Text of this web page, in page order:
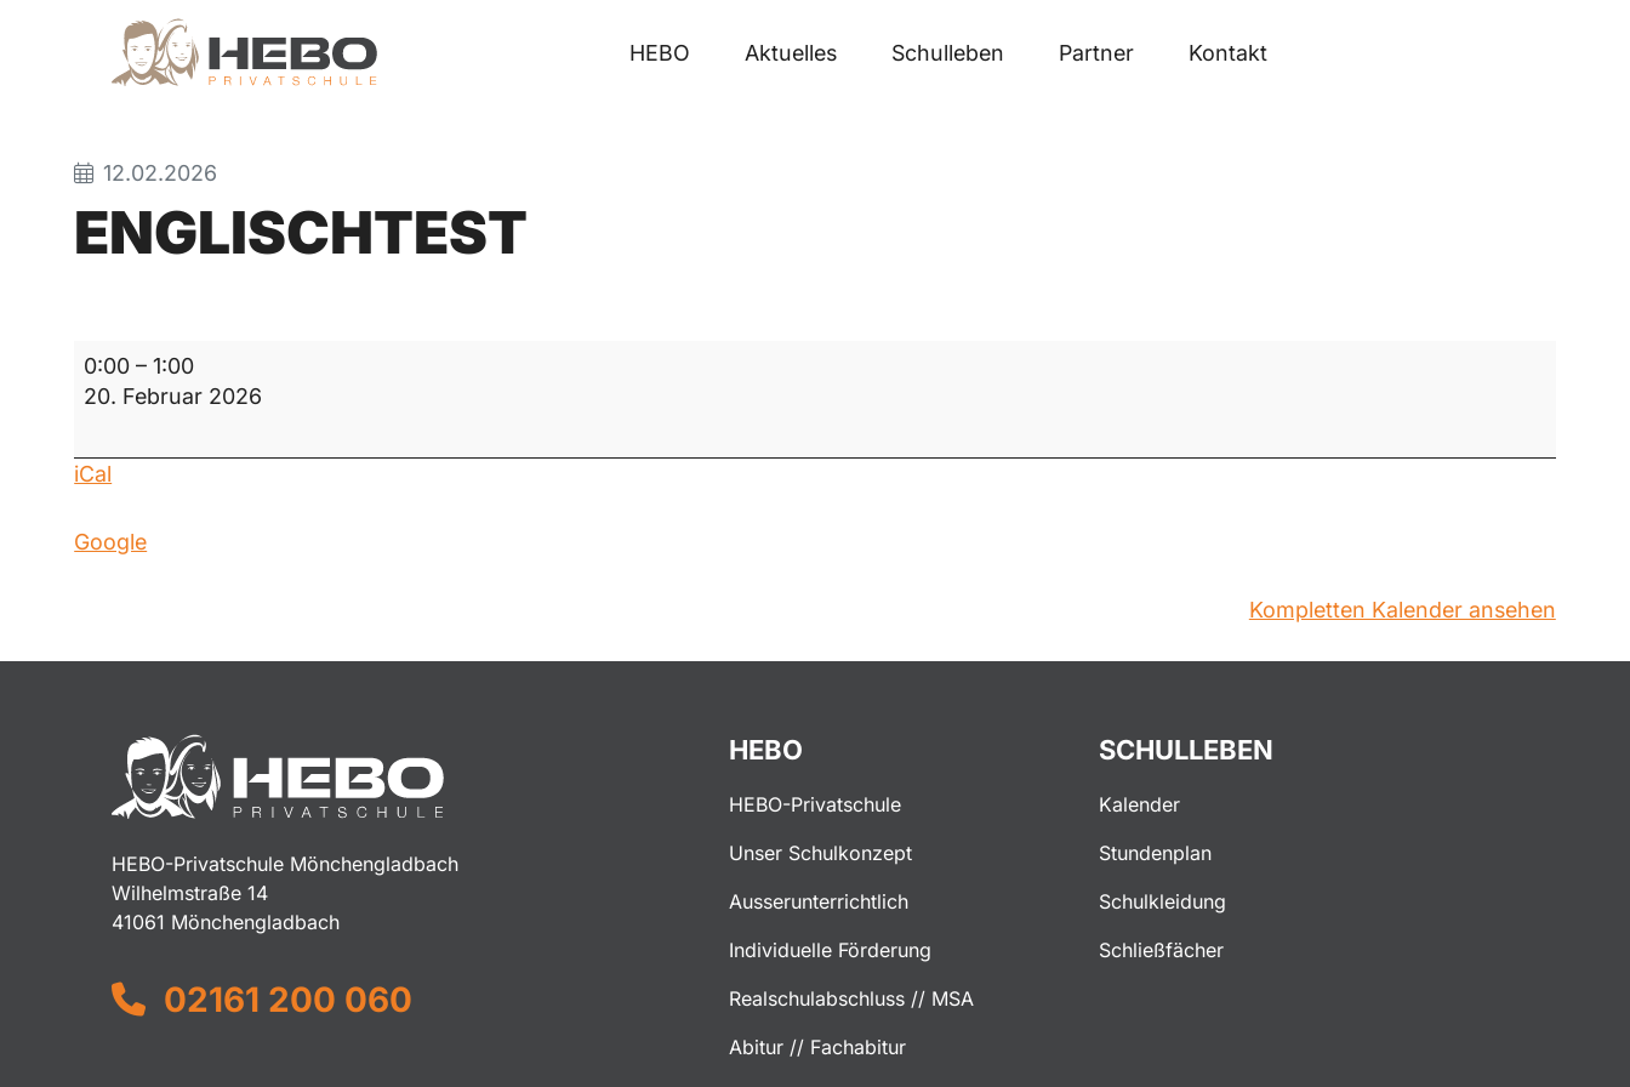
HEBO Aktuelles Schulleben Partner Kontakt
12.02.2026
ENGLISCHTEST
Englischtest
0:00 –1:00
20. Februar 2026
iCal
Google
Kompletten Kalender ansehen
HEBO-Privatschule Mönchengladbach
Wilhelmstraße 14
41061 Mönchengladbach
02161 200 060
HEBO
HEBO-Privatschule
Unser Schulkonzept
Ausserunterrichtlich
Individuelle Förderung
Realschulabschluss // MSA
Abitur // Fachabitur
SCHULLEBEN
Kalender
Stundenplan
Schulkleidung
Schließfächer